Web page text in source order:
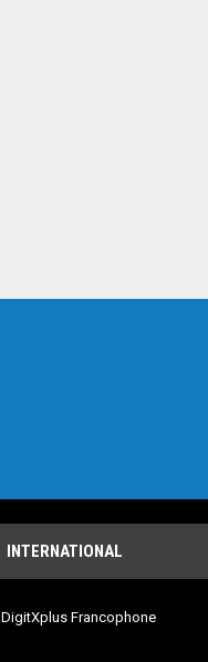
INTERNATIONAL
DigitXplus Francophone